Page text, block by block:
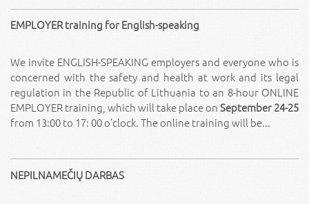
EMPLOYER training for English-speaking
We invite ENGLISH-SPEAKING employers and everyone who is
concerned with the safety and health at work and its legal
regulation in the Republic of Lithuania to an 8-hour ONLINE
EMPLOYER training, which will take place onSeptember 24-25
from 13:00 to 17: 00 o’clock. The online training will be...
NEPILNAMEČIŲ DARBAS